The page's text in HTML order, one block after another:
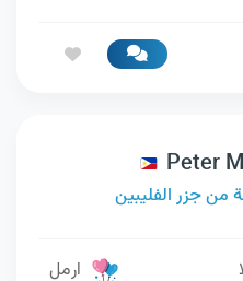
Peter
ارمل